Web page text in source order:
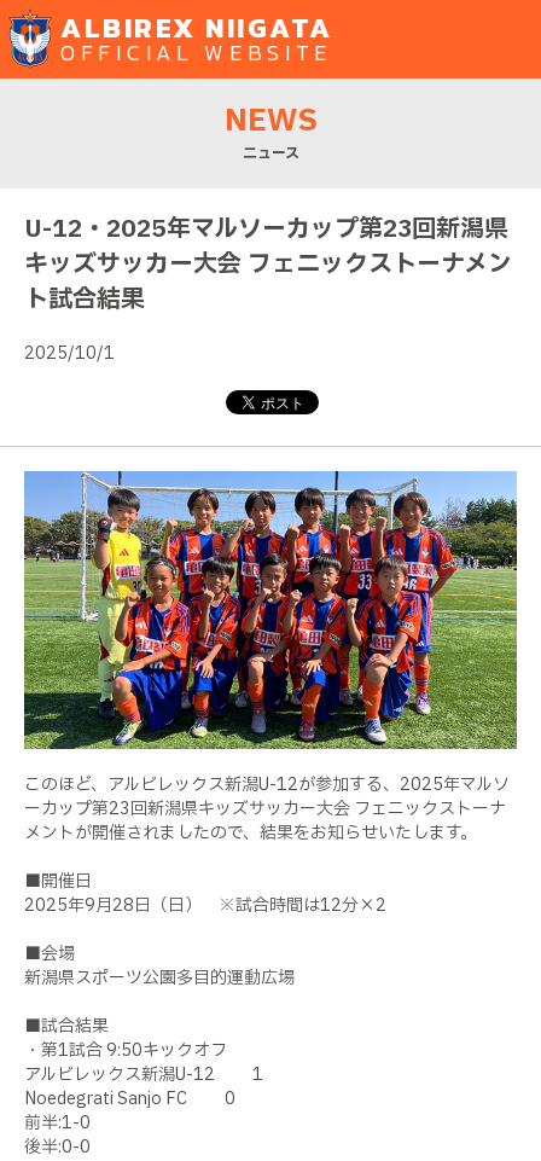
ALBIREX NIIGATA
OFFICIAL WEBSITE
NEWS
ニュース
U-12・2025年マルソーカップ第23回新潟県
キッズサッカー大会 フェニックストーナメン
ト試合結果
2025/10/1
このほど、アルビレックス新潟U-12が参加する、2025年マルソ
ーカップ第23回新潟県キッズサッカー大会 フェニックストーナ
メントが開催されましたので、結果をお知らせいたします。
■開催日
2025年9月28日（日） ※試合時間は12分×2
■会場
新潟県スポーツ公園多目的運動広場
■試合結果
・第1試合 9:50キックオフ
アルビレックス新潟U-12 1
Noedegrati Sanjo FC 0
前半:1-0
後半:0-0